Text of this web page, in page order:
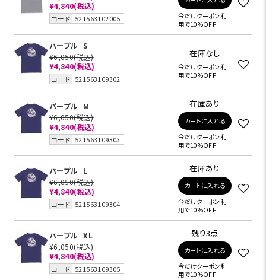
¥4,840(税込)
コード 521563102005
今だけクーポン利
用で10%OFF
パープル
S
¥6,050(税込)
¥4,840(税込)
コード 521563109302
在庫なし
今だけクーポン利
用で10%OFF
パープル
M
¥6,050(税込)
¥4,840(税込)
コード 521563109303
在庫あり
カートに入れる
今だけクーポン利
用で10%OFF
パープル
L
¥6,050(税込)
¥4,840(税込)
コード 521563109304
在庫あり
カートに入れる
今だけクーポン利
用で10%OFF
パープル
XL
¥6,050(税込)
¥4,840(税込)
コード 521563109305
残り3点
カートに入れる
今だけクーポン利
用で10%OFF